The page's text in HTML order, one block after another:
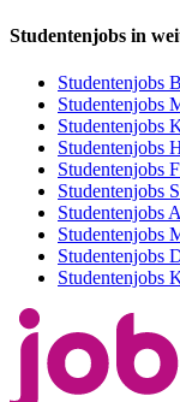
Studentenjobs in
Studentenjobs
Studentenjobs
Studentenjobs
Studentenjobs
Studentenjobs
Studentenjobs
Studentenjobs
Studentenjobs
Studentenjobs
Studentenjobs